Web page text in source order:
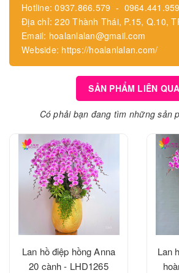
Hotline: 0937.866.579 - 0964.441.959
Địa chỉ: 220 Thành Thái, P.15, Q.10,
Email: hoalanlalan@gmail.com
Webside: https://hoalanlalan.com/
SẢN PHẨM LIÊN
Có phải bạn đang tìm những sản
Lan hồ điệp hồng Anna
20 cành - LHD1265
Lan